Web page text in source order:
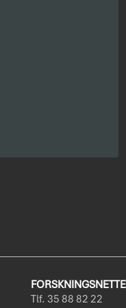
Tlf. 35 88 82 22